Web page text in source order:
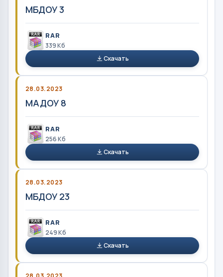
МБДОУ 3
RAR
339 Кб
Скачать
28.03.2023
МАДОУ 8
RAR
256 Кб
Скачать
28.03.2023
МБДОУ 23
RAR
249 Кб
Скачать